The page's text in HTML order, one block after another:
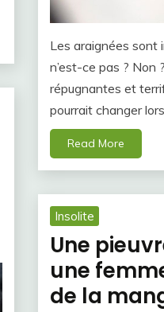
Les araignées sont
n’est-ce pas ? Non
répugnantes et
pourrait changer
Read More
Insolite
Une
une
de la